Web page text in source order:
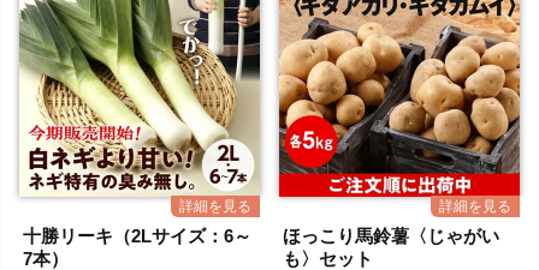
十勝リーキ（2Lサイズ：6～
7本）
ほっこり馬鈴薯〈じゃがい
も〉セット